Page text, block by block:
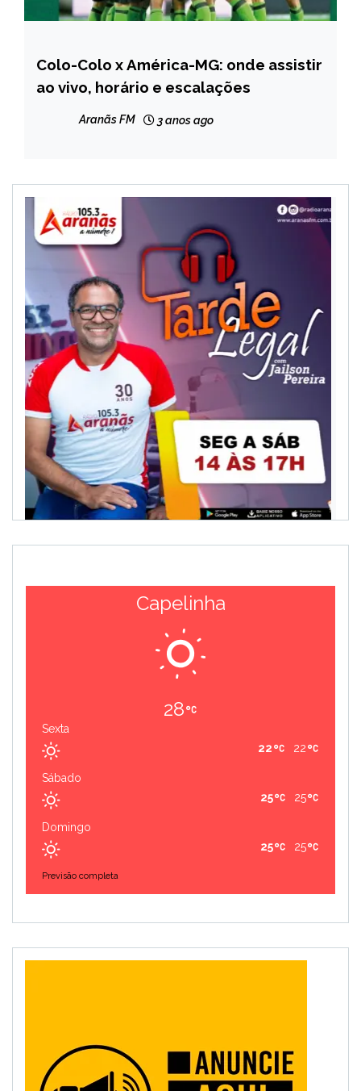
ESPORTES
Colo-Colo x América-MG: onde assistir
ao vivo, horário e escalações
Aranãs FM 3 anos ago
Capelinha
28
Sexta
22
22
Sábado
25
25
Domingo
25
25
Previsão completa